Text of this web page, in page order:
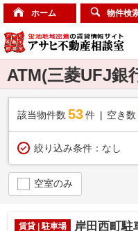
ホーム 物件検
ATM(三菱UFJ銀
該当物件数 53件 空き数
絞り込み条件： なし
空室のみ
賃貸 | 駐車場 岸田西町駐